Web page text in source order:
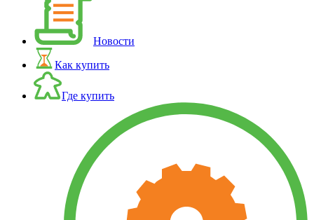
Новости
Как купить
Где купить